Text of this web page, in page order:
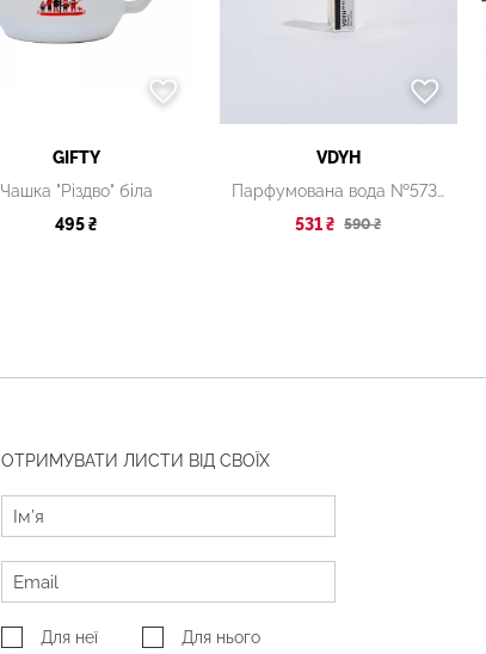
GIFTY
Чашка "Різдво" біла
495 ₴
VDYH
Парфумована вода №573, 8 мл
531 ₴ 590 ₴
ОТРИМУВАТИ ЛИСТИ ВІД СВОЇХ
Для неї Для нього